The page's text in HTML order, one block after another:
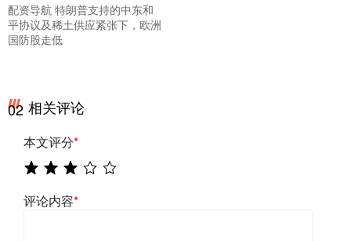
配资导航 特朗普支持的中东和
平协议及稀土供应紧张下，欧洲
国防股走低
02 相关评论
本文评分*
评论内容*